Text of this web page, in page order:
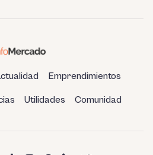
Emprendimientos
Utilidades Comunidad